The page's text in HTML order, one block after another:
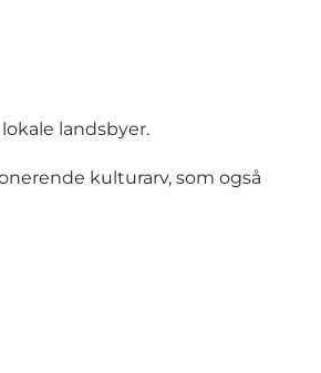
landsbyer.
kulturarv, som også